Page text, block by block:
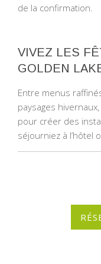
de la confirmation.
VIVEZ LES
GOLDEN
Entre menus
paysages
pour créer des
séjourniez à l’hôtel